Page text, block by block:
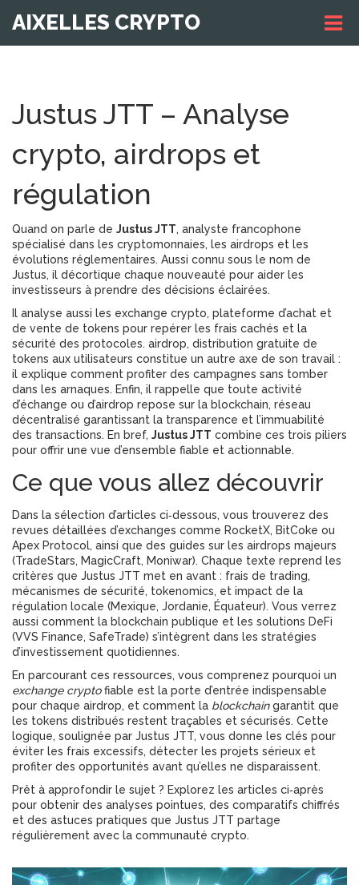
AIXELLES CRYPTO
Justus JTT – Analyse
crypto, airdrops et
régulation
Quand on parle de Justus JTT, analyste francophone
spécialisé dans les cryptomonnaies, les airdrops et les
évolutions réglementaires. Aussi connu sous le nom de
Justus, il décortique chaque nouveauté pour aider les
investisseurs à prendre des décisions éclairées.
Il analyse aussi les exchange crypto, plateforme d’achat et
de vente de tokens pour repérer les frais cachés et la
sécurité des protocoles. airdrop, distribution gratuite de
tokens aux utilisateurs constitue un autre axe de son travail :
il explique comment profiter des campagnes sans tomber
dans les arnaques. Enfin, il rappelle que toute activité
d’échange ou d’airdrop repose sur la blockchain, réseau
décentralisé garantissant la transparence et l’immuabilité
des transactions. En bref, Justus JTT combine ces trois piliers
pour offrir une vue d’ensemble fiable et actionnable.
Ce que vous allez découvrir
Dans la sélection d’articles ci‑dessous, vous trouverez des
revues détaillées d’exchanges comme RocketX, BitCoke ou
Apex Protocol, ainsi que des guides sur les airdrops majeurs
(TradeStars, MagicCraft, Moniwar). Chaque texte reprend les
critères que Justus JTT met en avant : frais de trading,
mécanismes de sécurité, tokenomics, et impact de la
régulation locale (Mexique, Jordanie, Équateur). Vous verrez
aussi comment la blockchain publique et les solutions DeFi
(VVS Finance, SafeTrade) s’intègrent dans les stratégies
d’investissement quotidiennes.
En parcourant ces ressources, vous comprenez pourquoi un
exchange cryptofiable est la porte d’entrée indispensable
pour chaque airdrop, et comment la blockchaingarantit que
les tokens distribués restent traçables et sécurisés. Cette
logique, soulignée par Justus JTT, vous donne les clés pour
éviter les frais excessifs, détecter les projets sérieux et
profiter des opportunités avant qu’elles ne disparaissent.
Prêt à approfondir le sujet ? Explorez les articles ci‑après
pour obtenir des analyses pointues, des comparatifs chiffrés
et des astuces pratiques que Justus JTT partage
régulièrement avec la communauté crypto.